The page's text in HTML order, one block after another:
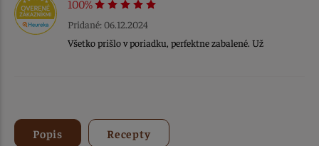
100%
Pridané: 06.12.2024
Všetko prišlo v poriadku, perfektne zabalené. Už
Popis Recepty